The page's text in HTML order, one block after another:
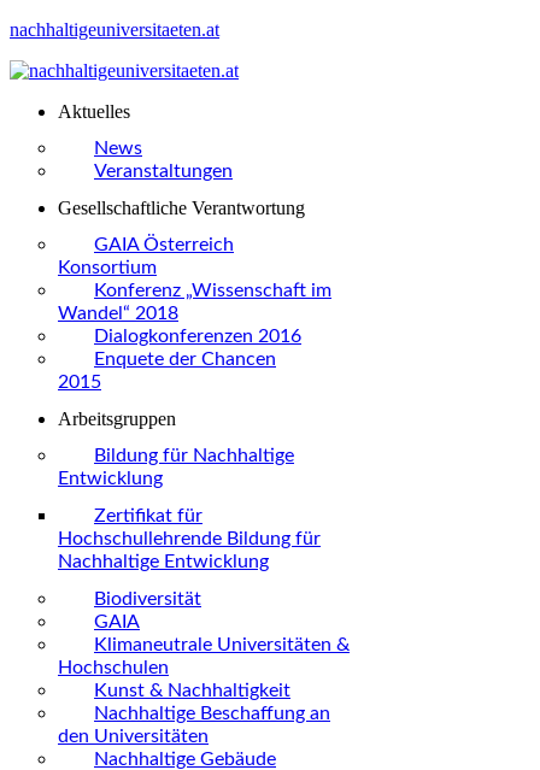
nachhaltigeuniversitaeten.at
Aktuelles
News
Veranstaltungen
Gesellschaftliche Verantwortung
GAIA Österreich
Konsortium
Konferenz „Wissenschaft im
Wandel“ 2018
Dialogkonferenzen 2016
Enquete der Chancen
2015
Arbeitsgruppen
Bildung für Nachhaltige
Entwicklung
Zertifikat für
Hochschullehrende Bildung für
Nachhaltige Entwicklung
Biodiversität
GAIA
Klimaneutrale Universitäten &
Hochschulen
Kunst & Nachhaltigkeit
Nachhaltige Beschaffung an
den Universitäten
Nachhaltige Gebäude